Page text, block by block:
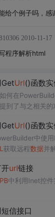
给个例子吗，感
2010-11-17
程序解析html
Url()函数实
何在
到了与之相关
Url()函数实
中使
获取远程数据并
url链接
PB中利用Inet控件
信接口